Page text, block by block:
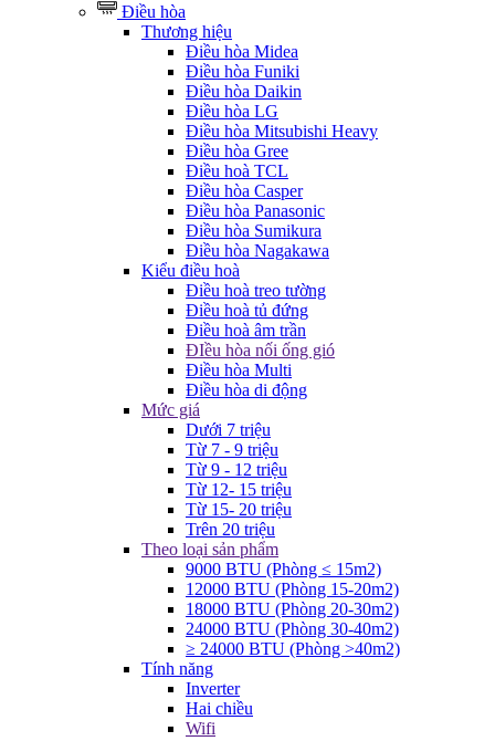
Điều hòa
Thương hiệu
Điều hòa Midea
Điều hòa Funiki
Điều hòa Daikin
Điều hòa LG
Điều hòa Mitsubishi Heavy
Điều hòa Gree
Điều hoà TCL
Điều hòa Casper
Điều hòa Panasonic
Điều hòa Sumikura
Điều hòa Nagakawa
Kiểu điều hoà
Điều hoà treo tường
Điều hoà tủ đứng
Điều hoà âm trần
ĐIều hòa nối ống gió
Điều hòa Multi
Điều hòa di động
Mức giá
Dưới 7 triệu
Từ 7 - 9 triệu
Từ 9 - 12 triệu
Từ 12- 15 triệu
Từ 15- 20 triệu
Trên 20 triệu
Theo loại sản phẩm
9000 BTU (Phòng ≤ 15m2)
12000 BTU (Phòng 15-20m2)
18000 BTU (Phòng 20-30m2)
24000 BTU (Phòng 30-40m2)
≥ 24000 BTU (Phòng >40m2)
Tính năng
Inverter
Hai chiều
Wifi